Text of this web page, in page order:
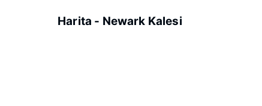
Harita - Newark Kalesi